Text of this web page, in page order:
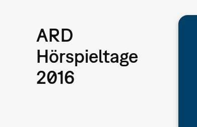
ARD
Hörspieltage
2016